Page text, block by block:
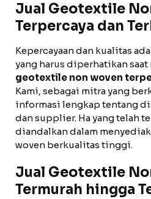
Jual Geotextile
Terpercaya dan
Kepercayaan dan kualitas
yang harus diperhatikan saat
geotextile non woven
Kami, sebagai mitra yang
informasi lengkap tentang
dan supplier. Ha yang telah
diandalkan dalam
woven berkualitas tinggi.
Jual Geotextile
Termurah hingga